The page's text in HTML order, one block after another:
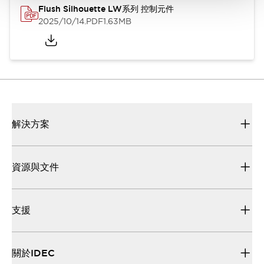
Flush Silhouette LW系列 控制元件
2025/10/14.PDF1.63MB
解決方案
資源與文件
支援
關於IDEC